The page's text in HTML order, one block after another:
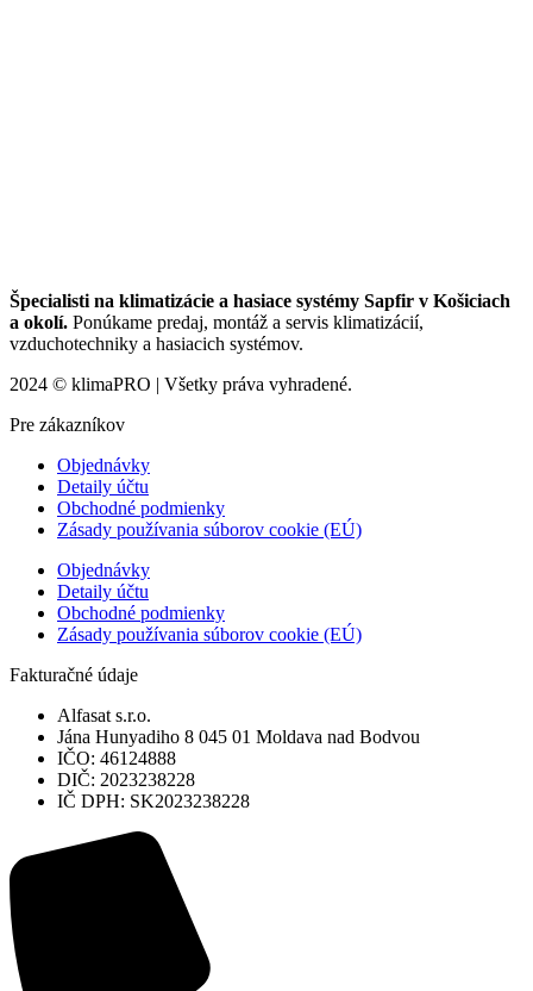
Špecialisti na klimatizácie a hasiace systémy Sapfir v Košiciach
a okolí. Ponúkame predaj, montáž a servis klimatizácií,
vzduchotechniky a hasiacich systémov.
2024 © klimaPRO | Všetky práva vyhradené.
Pre zákazníkov
Objednávky
Detaily účtu
Obchodné podmienky
Zásady používania súborov cookie (EÚ)
Objednávky
Detaily účtu
Obchodné podmienky
Zásady používania súborov cookie (EÚ)
Fakturačné údaje
Alfasat s.r.o.
Jána Hunyadiho 8 045 01 Moldava nad Bodvou
IČO: 46124888
DIČ: 2023238228
IČ DPH: SK2023238228